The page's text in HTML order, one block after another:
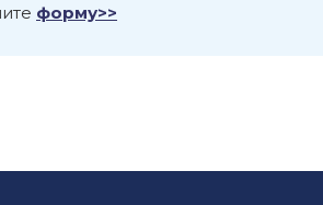
форму>>